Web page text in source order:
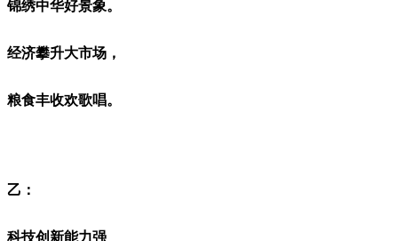
锦绣中华好景象。
经济攀升大市场，
粮食丰收欢歌唱。
乙：
科技创新能力强